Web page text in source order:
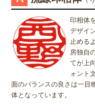
ますが、銀行印をご注文さ
も問題ありません。ご使
す。
姓または名で、漢字1文字
『書体』をお選び頂く際
コ" どちらを選択すればよ
"ヨコ" どちらを選んで頂
はございませんので "たて
印相体
デザイ
止める
房独自
てが上
ォント
面のバランスの良さは一目
体となっています。